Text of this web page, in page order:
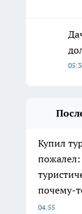
Купил
почему-
04:55